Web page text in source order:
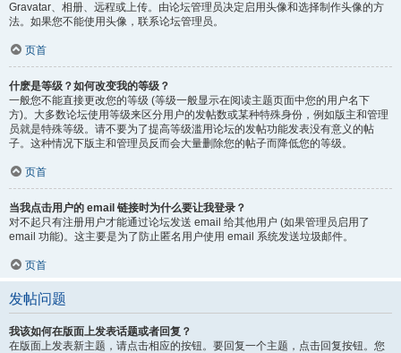
Gravatar、相册、远程或上传。由论坛管理员决定启用头像和选择制作头像的方
法。如果您不能使用头像，联系论坛管理员。
页首
什麽是等级？如何改变我的等级？
一般您不能直接更改您的等级 (等级一般显示在阅读主题页面中您的用户名下
方)。大多数论坛使用等级来区分用户的发帖数或某种特殊身份，例如版主和管理
员就是特殊等级。请不要为了提高等级滥用论坛的发帖功能发表没有意义的帖
子。这种情况下版主和管理员反而会大量删除您的帖子而降低您的等级。
页首
当我点击用户的 email 链接时为什么要让我登录？
对不起只有注册用户才能通过论坛发送 email 给其他用户 (如果管理员启用了
email 功能)。这主要是为了防止匿名用户使用 email 系统发送垃圾邮件。
页首
发帖问题
我该如何在版面上发表话题或者回复？
在版面上发表新主题，请点击相应的按钮。要回复一个主题，点击回复按钮。您